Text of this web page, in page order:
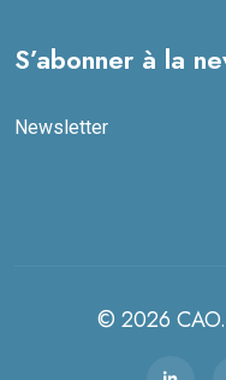
S’abonner à la
Newsletter
© 2026